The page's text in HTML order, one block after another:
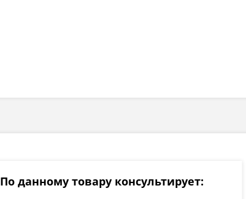
По данному товару консультирует: